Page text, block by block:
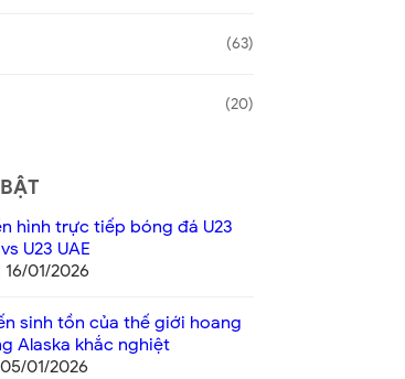
63
20
hình trực tiếp bóng đá U23
U23 UAE
| 16/01/2026
sinh tồn của thế giới hoang
Alaska khắc nghiệt
| 05/01/2026